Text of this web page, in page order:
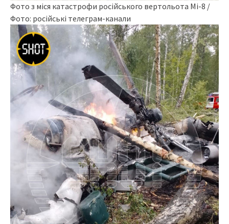
Фото з міся катастрофи російського вертольота Мі-8 /
Фото: російські телеграм-канали